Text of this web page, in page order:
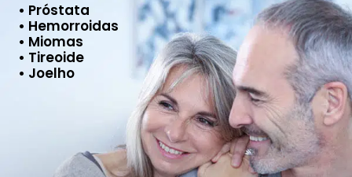
• Próstata
• Hemorroidas
• Miomas
• Tireoide
• Joelho